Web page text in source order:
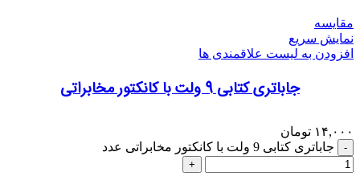
مقایسه
نمایش سریع
افزودن به لیست علاقمندی ها
جاباتری کتابی 9 ولت با کانکتور مخابراتی
۱۴,۰۰۰ تومان
جاباتری کتابی 9 ولت با کانکتور مخابراتی عدد